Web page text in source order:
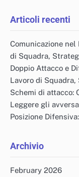
Articoli recenti
Comunicazione
di Squadra,
Doppio Attacco e
Lavoro di
Schemi di attacco:
Leggere gli
Posizione
Archivio
February 2026